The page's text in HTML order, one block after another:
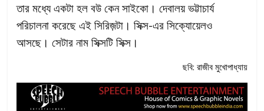
তার মধ্যে একটা হল বউ কেন সাইকো। দেবালয় ভট্টাচার্য
পরিচালনা করেছে এই সিরিজ়টা। সিক্স-এর সিক্যোয়েলও
আসছে। সেটার নাম সিক্সটি সিক্স।
ছবি: রাজীব মুখোপাধ্যায়